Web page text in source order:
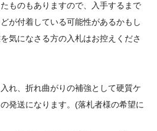
ものもありますので、入手するまで
が付着している可能性があるかもし
気になさる方の入札はお控えくださ
れ、折れ曲がりの補強として硬質ケ
発送になります。(落札者様の希望に